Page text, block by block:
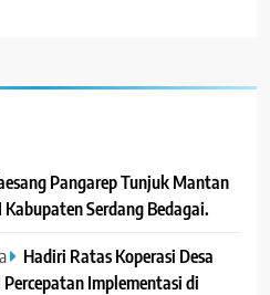
Pangarep Tunjuk Mantan
Serdang Bedagai.
Hadiri Ratas Koperasi Desa
Implementasi di